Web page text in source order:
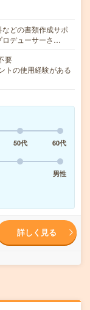
などの書類作成サポ
ロデューサーさ…
要
トの使用経験がある
50代
60代
男性
詳しく見る